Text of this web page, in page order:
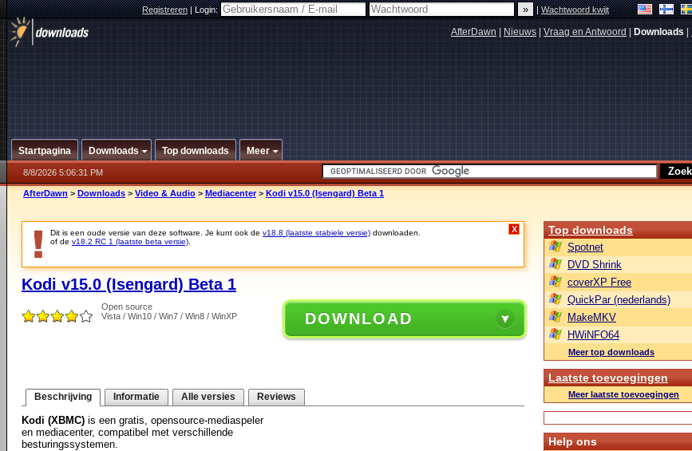
Registreren|Login: |Wachtwoord kwijt
AfterDawn Nieuws Vraag en Antwoord Downloads
Startpagina Downloads Top downloads Meer
8/8/2026 5:06:31 PM
AfterDawn > Downloads > Video & Audio > Mediacenter > Kodi v15.0 (Isengard) Beta 1
Dit is een oude versie van deze software. Je kunt ook de v18.8 (laatste stabiele versie) downloaden.
of de v18.2 RC 1 (laatste beta versie)
X
Kodi v15.0 (Isengard) Beta 1
Open source
Vista / Win10 / Win7 / Win8 / WinXP
DOWNLOAD
Beschrijving Informatie Alle versies Reviews
Kodi (XBMC) is een gratis, opensource-mediaspeler
en mediacenter, compatibel met verschillende
besturingssystemen.
Top downloads
Spotnet
DVD Shrink
coverXP Free
QuickPar (nederlands)
MakeMKV
HWiNFO64
Meer top downloads
Laatste toevoegingen
Meer laatste toevoegingen
Help ons